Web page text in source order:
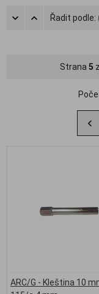
Řadit podle:
Strana 5 z
ARC/G - Kleština 10